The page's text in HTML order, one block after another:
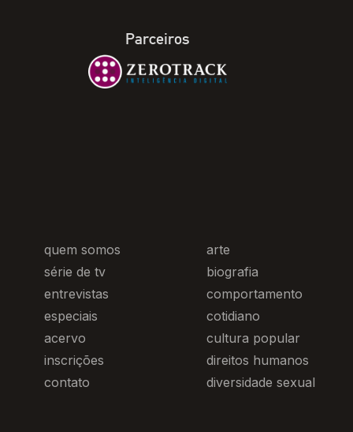
Parceiros
quem somos
série de tv
entrevistas
especiais
acervo
inscrições
contato
arte
biografia
comportamento
cotidiano
cultura popular
direitos humanos
diversidade sexual